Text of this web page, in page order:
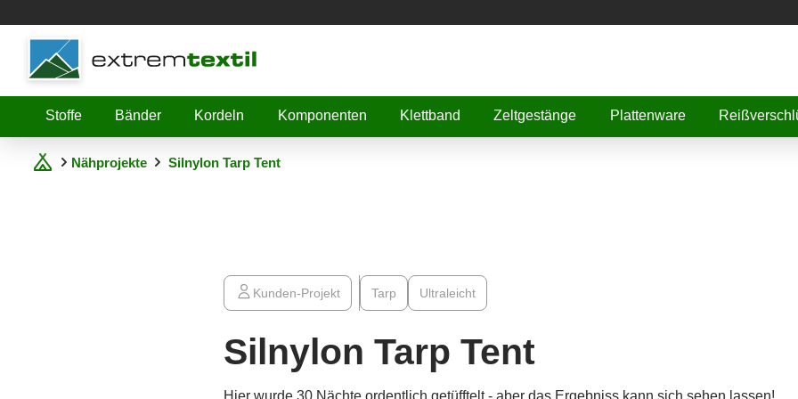
Shopware
Stoffe
Bänder Kordeln Komponenten Klettband Zeltgestänge Plattenware
Nähprojekte Silnylon Tarp Tent
Kunden-Projekt Tarp Ultraleicht
Silnylon Tarp Tent
Hier wurde 30 Nächte ordentlich getüfftelt - aber das Ergebniss kann sich sehen lassen!